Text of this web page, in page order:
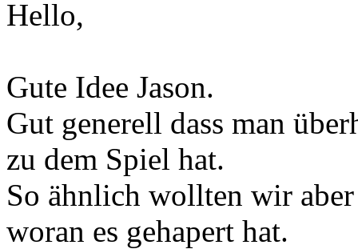
Hello,
Gute Idee Jason.
Gut generell dass man
zu dem Spiel hat.
So ähnlich wollten wir
woran es gehapert hat.